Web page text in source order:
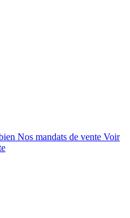
Nos mandats de vente Voir